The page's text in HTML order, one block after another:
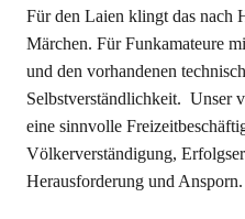
Für den Laien klingt das nach
Märchen. Für Funkamateure
und den vorhandenen
Selbstverständlichkeit. Unser
eine sinnvolle
Völkerverständigung,
Herausforderung und Ansporn.